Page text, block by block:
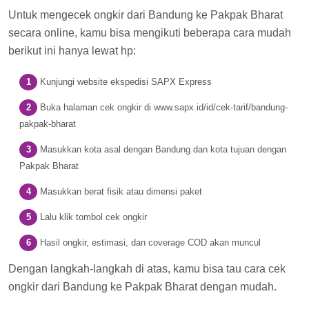
Untuk mengecek ongkir dari Bandung ke Pakpak Bharat
secara online, kamu bisa mengikuti beberapa cara mudah
berikut ini hanya lewat hp:
Kunjungi website ekspedisi SAPX Express
Buka halaman cek ongkir di www.sapx.id/id/cek-tarif/bandung-
pakpak-bharat
Masukkan kota asal dengan Bandung dan kota tujuan dengan
Pakpak Bharat
Masukkan berat fisik atau dimensi paket
Lalu klik tombol cek ongkir
Hasil ongkir, estimasi, dan coverage COD akan muncul
Dengan langkah-langkah di atas, kamu bisa tau cara cek
ongkir dari Bandung ke Pakpak Bharat dengan mudah.